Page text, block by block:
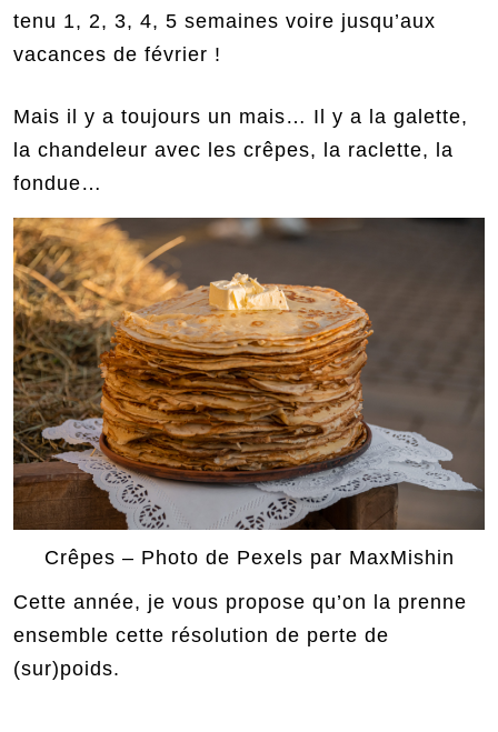
tenu 1, 2, 3, 4, 5 semaines voire jusqu’aux
vacances de février !
Mais il y a toujours un mais… Il y a la galette,
la chandeleur avec les crêpes, la raclette, la
fondue…
Crêpes – Photo de Pexels par MaxMishin
Cette année, je vous propose qu’on la prenne
ensemble cette résolution de perte de
(sur)poids.